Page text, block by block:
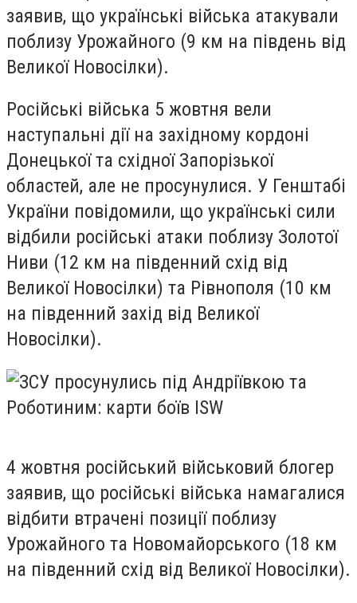
заявив, що українські війська атакували
поблизу Урожайного (9 км на південь від
Великої Новосілки).
Російські війська 5 жовтня вели
наступальні дії на західному кордоні
Донецької та східної Запорізької
областей, але не просунулися. У Генштабі
України повідомили, що українські сили
відбили російські атаки поблизу Золотої
Ниви (12 км на південний схід від
Великої Новосілки) та Рівнополя (10 км
на південний захід від Великої
Новосілки).
4 жовтня російський військовий блогер
заявив, що російські війська намагалися
відбити втрачені позиції поблизу
Урожайного та Новомайорського (18 км
на південний схід від Великої Новосілки).